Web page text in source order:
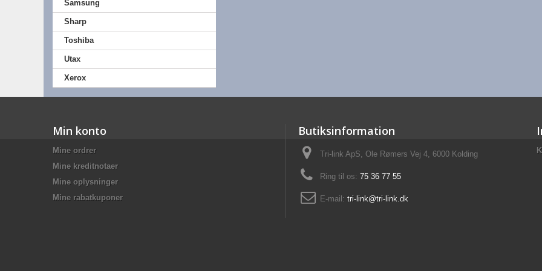
Samsung
Sharp
Toshiba
Utax
Xerox
Min konto
Mine ordrer
Mine kreditnotaer
Mine oplysninger
Mine rabatkuponer
Butiksinformation
Tri-link ApS, Ole Rømers Vej 4, 6000 Kolding
Ring til os: 75 36 77 55
E-mail: tri-link@tri-link.dk